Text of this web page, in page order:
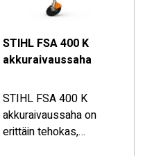
STIHL FSA 400 K
akkuraivaussaha
STIHL FSA 400 K
akkuraivaussaha on
erittäin tehokas,